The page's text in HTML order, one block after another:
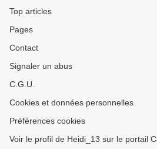
Top articles
Pages
Contact
Signaler un abus
C.G.U.
Cookies et données personnelles
Préférences cookies
Voir le profil de Heidi_13 sur le portail